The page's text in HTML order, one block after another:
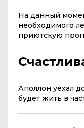
На данный
необходимого
приютскую
Аполлон уехал
будет жить в